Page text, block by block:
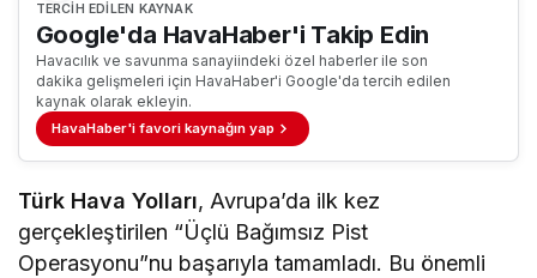
TERCIH EDILEN KAYNAK
Google'da HavaHaber'i Takip Edin
Havacılık ve savunma sanayiindeki özel haberler ile son
dakika gelişmeleri için HavaHaber'i Google'da tercih edilen
kaynak olarak ekleyin.
HavaHaber'i favori kaynağın yap
Türk Hava Yolları, Avrupa’da ilk kez
gerçekleştirilen “Üçlü Bağımsız Pist
Operasyonu”nu başarıyla tamamladı. Bu önemli